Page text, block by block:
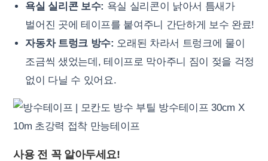
욕실 실리콘 보수: 욕실 실리콘이 낡아서 틈새가
벌어진 곳에 테이프를 붙여주니 간단하게 보수 완료!
자동차 트렁크 방수: 오래된 차라서 트렁크에 물이
조금씩 샜었는데, 테이프로 막아주니 짐이 젖을 걱정
없이 다닐 수 있어요.
사용 전 꼭 알아두세요!